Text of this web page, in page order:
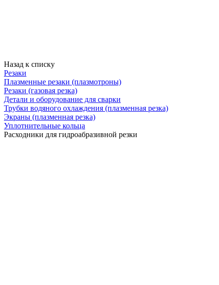
Назад к списку
Резаки
Плазменные резаки (плазмотроны)
Резаки (газовая резка)
Детали и оборудование для сварки
Трубки водяного охлаждения (плазменная резка)
Экраны (плазменная резка)
Уплотнительные кольца
Расходники для гидроабразивной резки